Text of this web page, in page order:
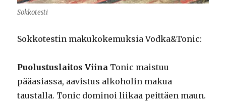
Sokkotesti
Sokkotestin makukokemuksia Vodka&Tonic:
Puolustuslaitos Viina Tonic maistuu
pääasiassa, aavistus alkoholin makua
taustalla. Tonic dominoi liikaa peittäen maun.